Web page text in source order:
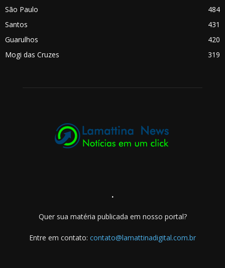
São Paulo
484
Santos
431
Guarulhos
420
Mogi das Cruzes
319
.
Quer sua matéria publicada em nosso portal?
Entre em contato: contato@lamattinadigital.com.br